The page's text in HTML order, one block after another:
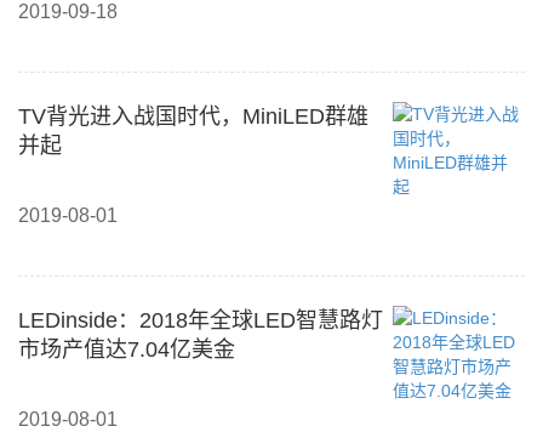
2019-09-18
TV背光进入战国时代，MiniLED群雄
并起
2019-08-01
LEDinside：2018年全球LED智慧路灯
市场产值达7.04亿美金
2019-08-01